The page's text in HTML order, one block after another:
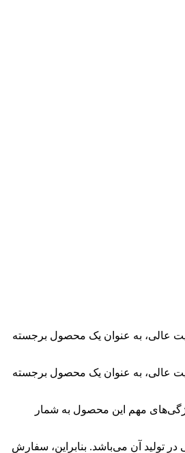
عالی، به عنوان یک محصول برجسته
عالی، به عنوان یک محصول برجسته
مهم این محصول به شمار
تولید آن می‌باشد. بنابراین، سفارش